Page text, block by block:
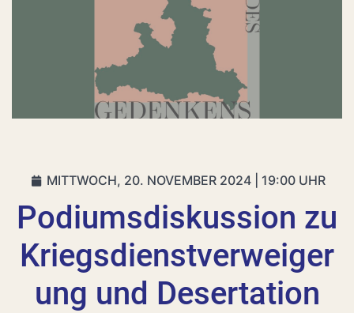
MITTWOCH, 20. NOVEMBER 2024 | 19:00 UHR
Podiumsdiskussion zu
Kriegsdienstverweiger
ung und Desertation